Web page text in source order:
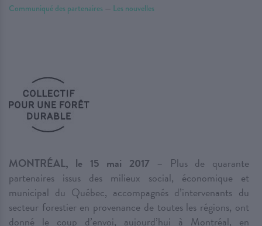
Communiqué des partenaires — Les nouvelles
MONTRÉAL, le 15 mai 2017– Plus de quarante
partenaires issus des milieux social, économique et
municipal du Québec, accompagnés d’intervenants du
secteur forestier en provenance de toutes les régions, ont
donné le coup d’envoi, aujourd’hui à Montréal, en